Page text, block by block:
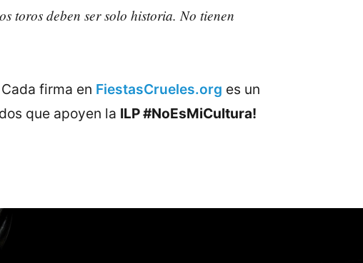
toros deben ser solo historia. No tienen
firma en FiestasCrueles.org es un
que apoyen la ILP #NoEsMiCultura!